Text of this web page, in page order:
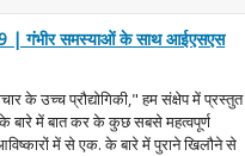
| गंभीर समस्याओं के साथ आईएसएस
के उच्च प्रौद्योगिकी," हम संक्षेप में प्रस्तुत
के बारे में बात कर के कुछ सबसे महत्वपूर्ण
में से एक. के बारे में पुराने खिलौने से